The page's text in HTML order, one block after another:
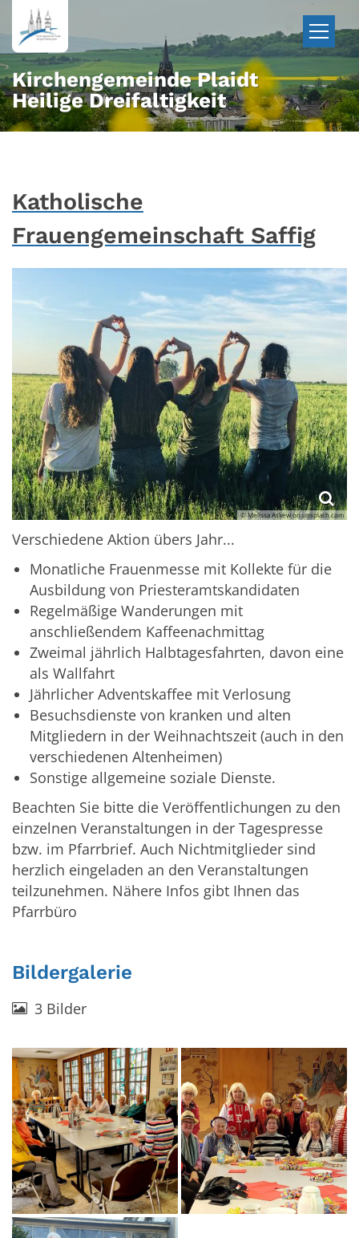
Zum Inhalt springen
Kirchengemeinde Plaidt
Heilige Dreifaltigkeit
Katholische
Frauengemeinschaft Saffig
© Melissa Askew on unsplash.com
Verschiedene Aktion übers Jahr...
Monatliche Frauenmesse mit Kollekte für die
Ausbildung von Priesteramtskandidaten
Regelmäßige Wanderungen mit
anschließendem Kaffeenachmittag
Zweimal jährlich Halbtagesfahrten, davon eine
als Wallfahrt
Jährlicher Adventskaffee mit Verlosung
Besuchsdienste von kranken und alten
Mitgliedern in der Weihnachtszeit (auch in den
verschiedenen Altenheimen)
Sonstige allgemeine soziale Dienste.
Beachten Sie bitte die Veröffentlichungen zu den
einzelnen Veranstaltungen in der Tagespresse
bzw. im Pfarrbrief. Auch Nichtmitglieder sind
herzlich eingeladen an den Veranstaltungen
teilzunehmen. Nähere Infos gibt Ihnen das
Pfarrbüro
Bildergalerie
3 Bilder